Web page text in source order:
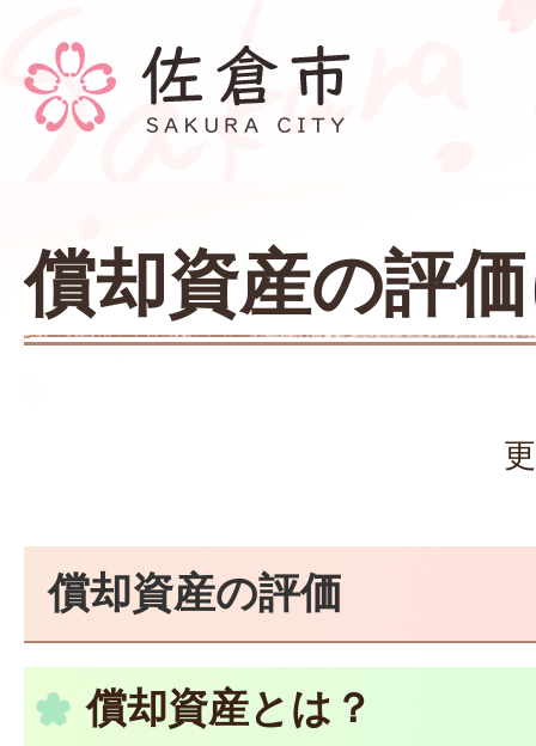
償却資産の評
償却資産の評価
償却資産とは？